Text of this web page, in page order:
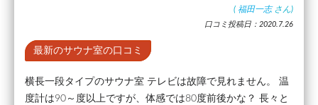
( 福田一志 さん)
口コミ投稿日：2020.7.26
最新のサウナ室の口コミ
横長一段タイプのサウナ室 テレビは故障で見れません。 温
度計は90～度以上ですが、体感では80度前後かな？ 長々と